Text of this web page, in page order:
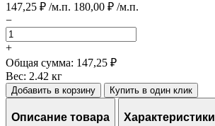
147,25 ₽ /м.п. 180,00 ₽ /м.п.
−
Количество
товара
Уголок
металлический
№
40х40х4
+
Общая сумма: 147,25 ₽
Вес: 2.42 кг
Добавить в корзину Купить в один клик
Описание товара Характеристики